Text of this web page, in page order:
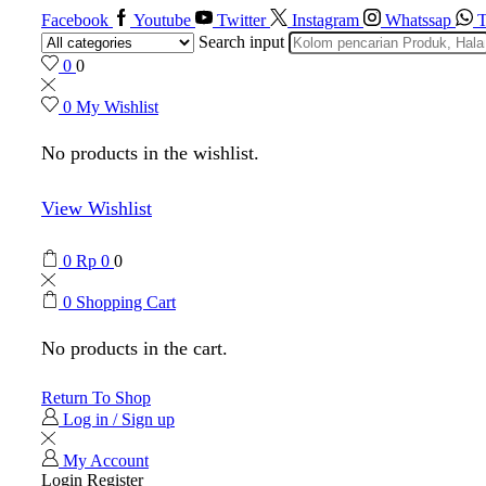
Facebook Youtube Twitter Instagram Whatssap
Search input
0 0
0 My Wishlist
No products in the wishlist.
View Wishlist
0 Rp 0 0
0 Shopping Cart
No products in the cart.
Return To Shop
Log in / Sign up
My Account
Login Register